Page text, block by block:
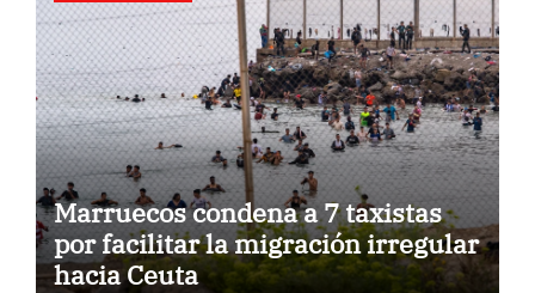
Marruecos condena a 7 taxistas
por facilitar la migración irregular
hacia Ceuta